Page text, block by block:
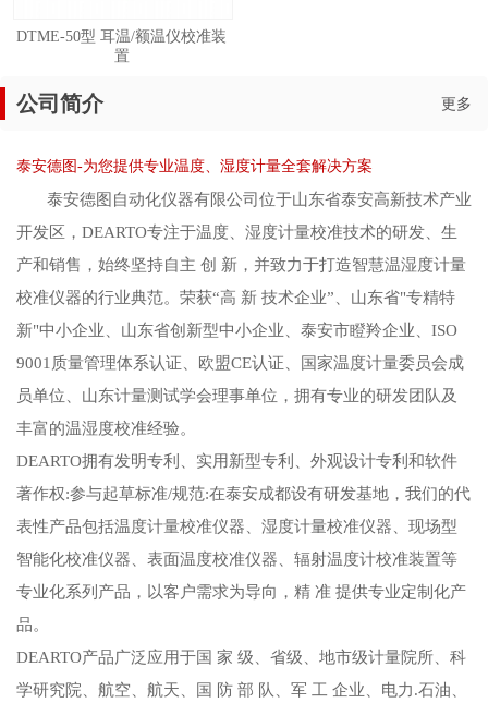
DTME-50型 耳温/额温仪校准装
置
公司简介 更多
泰安德图-为您提供专业温度、湿度计量全套解决方案
泰安德图自动化仪器有限公司位于山东省泰安高新技术产业
开发区，DEARTO专注于温度、湿度计量校准技术的研发、生
产和销售，始终坚持自主 创 新，并致力于打造智慧温湿度计量
校准仪器的行业典范。荣获“高 新 技术企业”、山东省"专精特
新"中小企业、山东省创新型中小企业、泰安市瞪羚企业、ISO
9001质量管理体系认证、欧盟CE认证、国家温度计量委员会成
员单位、山东计量测试学会理事单位，拥有专业的研发团队及
丰富的温湿度校准经验。
DEARTO拥有发明专利、实用新型专利、外观设计专利和软件
著作权:参与起草标准/规范:在泰安成都设有研发基地，我们的代
表性产品包括温度计量校准仪器、湿度计量校准仪器、现场型
智能化校准仪器、表面温度校准仪器、辐射温度计校准装置等
专业化系列产品，以客户需求为导向，精 准 提供专业定制化产
品。
DEARTO产品广泛应用于国 家 级、省级、地市级计量院所、科
学研究院、航空、航天、国 防 部 队、军 工 企业、电力.石油、